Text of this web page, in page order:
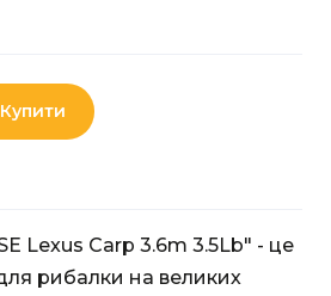
Купити
Lexus Carp 3.6m 3.5Lb" - це
рибалки на великих